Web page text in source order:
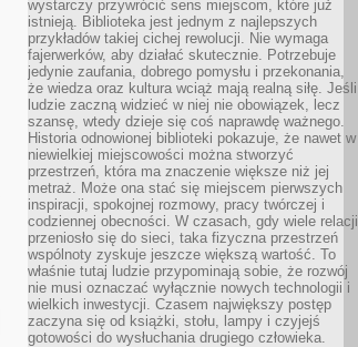
wystarczy przywrócić sens miejscom, które już
istnieją. Biblioteka jest jednym z najlepszych
przykładów takiej cichej rewolucji. Nie wymaga
fajerwerków, aby działać skutecznie. Potrzebuje
jedynie zaufania, dobrego pomysłu i przekonania,
że wiedza oraz kultura wciąż mają realną siłę. Jeśli
ludzie zaczną widzieć w niej nie obowiązek, lecz
szansę, wtedy dzieje się coś naprawdę ważnego.
Historia odnowionej biblioteki pokazuje, że nawet w
niewielkiej miejscowości można stworzyć
przestrzeń, która ma znaczenie większe niż jej
metraż. Może ona stać się miejscem pierwszych
inspiracji, spokojnej rozmowy, pracy twórczej i
codziennej obecności. W czasach, gdy wiele relacji
przeniosło się do sieci, taka fizyczna przestrzeń
wspólnoty zyskuje jeszcze większą wartość. To
właśnie tutaj ludzie przypominają sobie, że rozwój
nie musi oznaczać wyłącznie nowych technologii i
wielkich inwestycji. Czasem największy postęp
zaczyna się od książki, stołu, lampy i czyjejś
gotowości do wysłuchania drugiego człowieka.